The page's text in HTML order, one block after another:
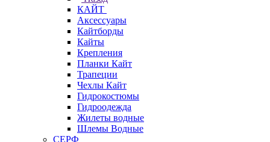
КАЙТ
Аксессуары
Кайтборды
Кайты
Крепления
Планки Кайт
Трапеции
Чехлы Кайт
Гидрокостюмы
Гидроодежда
Жилеты водные
Шлемы Водные
СЕРФ